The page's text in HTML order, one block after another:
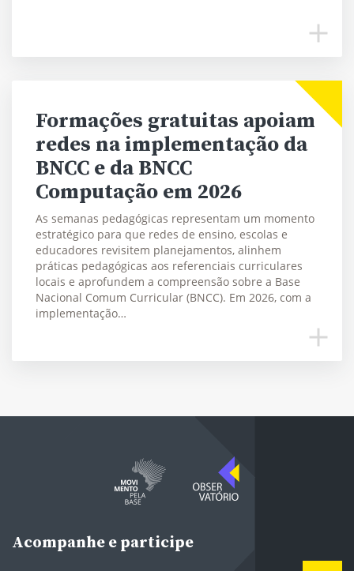
Formações gratuitas apoiam
redes na implementação da
BNCC e da BNCC
Computação em 2026
As semanas pedagógicas representam um momento
estratégico para que redes de ensino, escolas e
educadores revisitem planejamentos, alinhem
práticas pedagógicas aos referenciais curriculares
locais e aprofundem a compreensão sobre a Base
Nacional Comum Curricular (BNCC). Em 2026, com a
implementação…
Acompanhe e participe